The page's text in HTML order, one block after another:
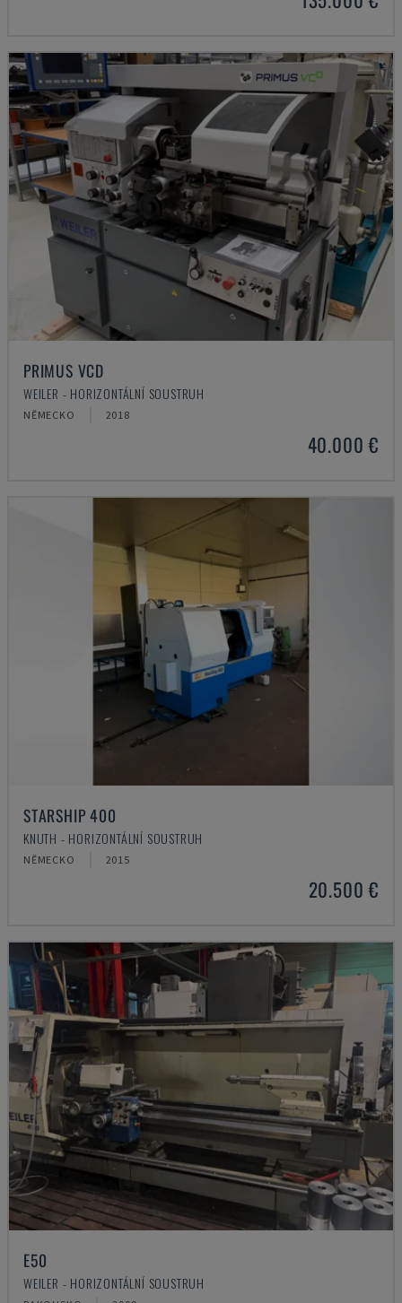
PRIMUS VCD
WEILER - HORIZONTÁLNÍ SOUSTRUH
NĚMECKO 2018
40.000 €
STARSHIP 400
KNUTH - HORIZONTÁLNÍ SOUSTRUH
NĚMECKO 2015
20.500 €
E50
WEILER - HORIZONTÁLNÍ SOUSTRUH